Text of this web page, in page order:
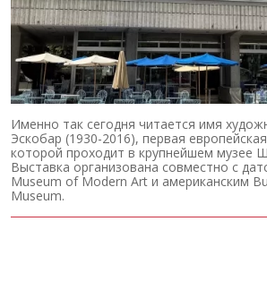
Именно так сегодня читается имя
Эскобар (1930-2016), первая
которой проходит в крупнейшем музее
Выставка организована совместно с
Museum of Modern Art и американским
Museum.